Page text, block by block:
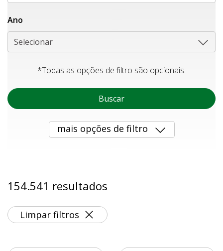
Ano
Selecionar
*Todas as opções de filtro são opcionais.
Buscar
mais opções de filtro
154.541 resultados
Limpar filtros